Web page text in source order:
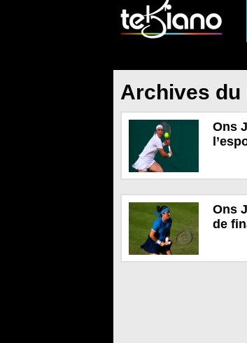
Archives du
Ons
Ons
de